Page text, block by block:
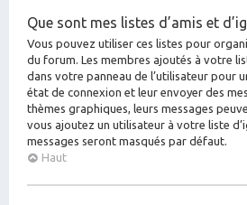
Que sont mes listes d’amis et
Vous pouvez utiliser ces listes pour
du forum. Les membres ajoutés à votre
dans votre panneau de l’utilisateur pour
état de connexion et leur envoyer des
thèmes graphiques, leurs messages
vous ajoutez un utilisateur à votre liste
messages seront masqués par défaut.
Haut